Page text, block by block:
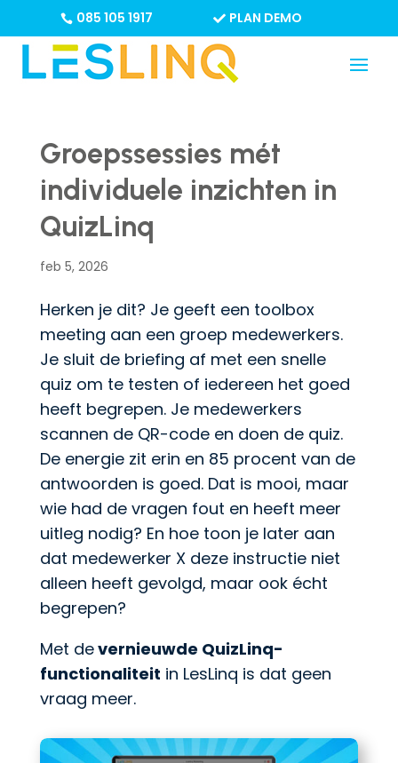
085 105 1917 PLAN DEMO
Groepssessies mét
individuele inzichten in
QuizLinq
feb 5, 2026
Herken je dit? Je geeft een toolbox
meeting aan een groep medewerkers.
Je sluit de briefing af met een snelle
quiz om te testen of iedereen het goed
heeft begrepen. Je medewerkers
scannen de QR-code en doen de quiz.
De energie zit erin en 85 procent van de
antwoorden is goed. Dat is mooi, maar
wie had de vragen fout en heeft meer
uitleg nodig? En hoe toon je later aan
dat medewerker X deze instructie niet
alleen heeft gevolgd, maar ook écht
begrepen?
Met devernieuwde QuizLinq-
functionaliteit in LesLinq is dat geen
vraag meer.